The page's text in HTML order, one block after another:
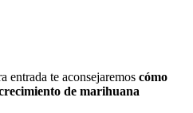
entrada te aconsejaremos cómo
de marihuana